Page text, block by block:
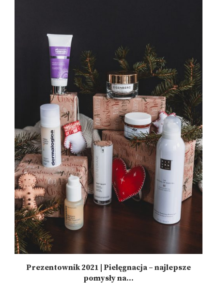
Prezentownik 2021 | Pielęgnacja – najlepsze
pomysły na...